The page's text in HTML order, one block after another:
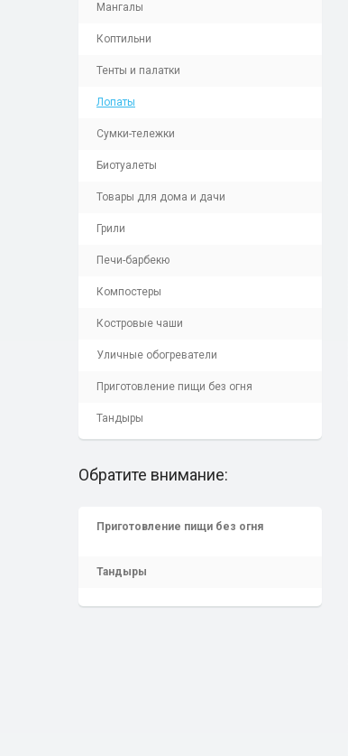
Мангалы
Коптильни
Тенты и палатки
Лопаты
Сумки-тележки
Биотуалеты
Товары для дома и дачи
Грили
Печи-барбекю
Компостеры
Костровые чаши
Уличные обогреватели
Приготовление пищи без огня
Тандыры
Обратите внимание:
Приготовление пищи без огня
Тандыры